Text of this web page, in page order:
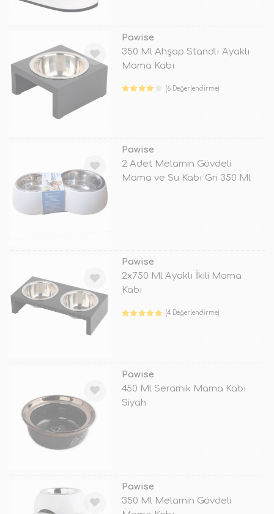
Pawise
350 Ml Ahşap Standlı Ayaklı
Mama Kabı
(6 Değerlendirme)
Pawise
2 Adet Melamin Gövdeli
Mama ve Su Kabı Gri 350 Ml
Pawise
2x750 Ml Ayaklı İkili Mama
Kabı
(4 Değerlendirme)
Pawise
450 Ml Seramik Mama Kabı
Siyah
Pawise
350 Ml Melamin Gövdeli